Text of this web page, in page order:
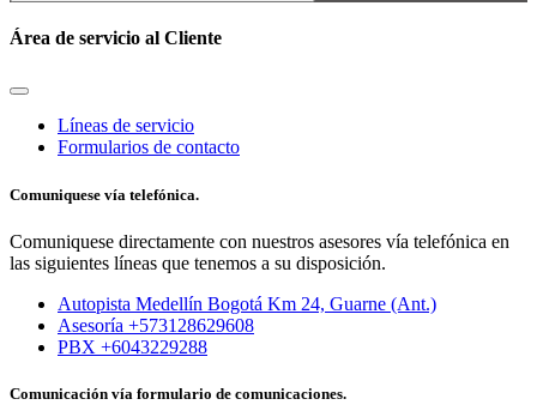
Área de servicio al Cliente
Líneas de servicio
Formularios de contacto
Comuniquese vía telefónica.
Comuniquese directamente con nuestros asesores vía telefónica en
las siguientes líneas que tenemos a su disposición.
Autopista Medellín Bogotá Km 24, Guarne (Ant.)
Asesoría +573128629608
PBX +6043229288
Comunicación vía formulario de comunicaciones.